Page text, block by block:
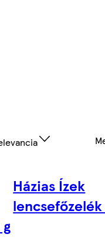
Házias Ízek